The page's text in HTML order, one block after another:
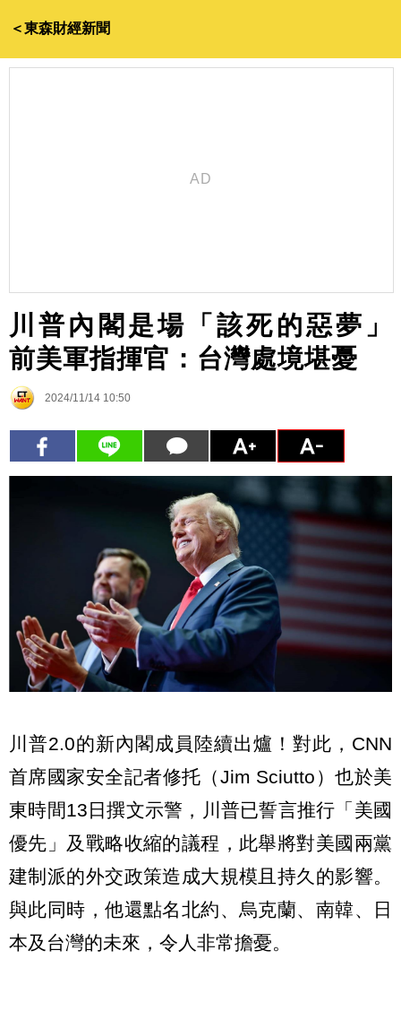
＜東森財經新聞
川普內閣是場「該死的惡夢」
前美軍指揮官：台灣處境堪憂
2024/11/14 10:50
川普2.0的新內閣成員陸續出爐！對此，CNN
首席國家安全記者修托（Jim Sciutto）也於美
東時間13日撰文示警，川普已誓言推行「美國
優先」及戰略收縮的議程，此舉將對美國兩黨
建制派的外交政策造成大規模且持久的影響。
與此同時，他還點名北約、烏克蘭、南韓、日
本及台灣的未來，令人非常擔憂。